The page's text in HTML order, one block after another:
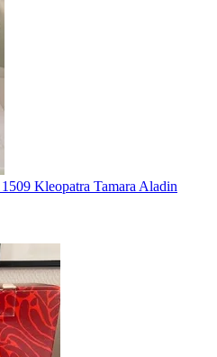
Kleopatra Tamara Aladin